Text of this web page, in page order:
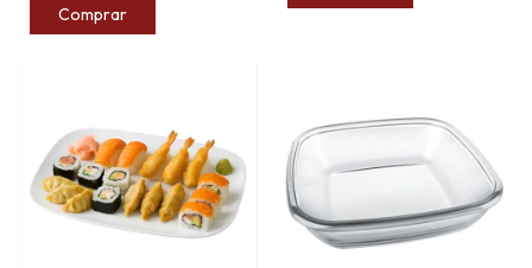
Comprar